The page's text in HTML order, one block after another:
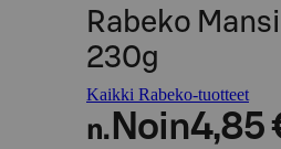
Rabeko
230g
Kaikki Rabeko-tuotteet
n. Noin4,85